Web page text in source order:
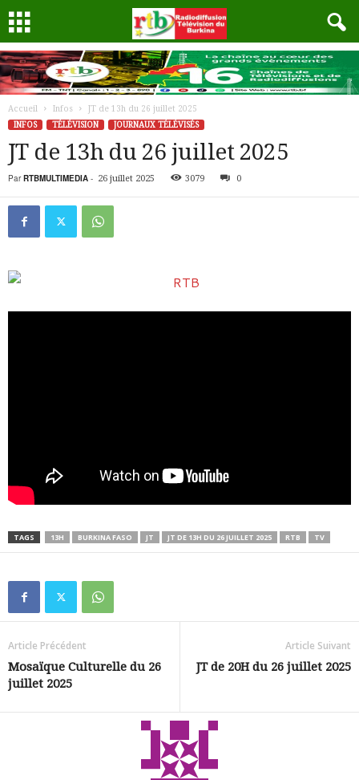
Accueil Infos
JT de 13h du 26 juillet 2025
INFOS
TÉLÉVISION JOURNAUX TÉLÉVISÉS
JT de 13h du 26 juillet 2025
Par RTBMULTIMEDIA - 26 juillet 2025 3079 0
TAGS 13H BURKINA FASO JT JT DE 13H DU 26 JUILLET 2025 RTB TV
Article Précédent
Mosaïque Culturelle du 26
juillet 2025
Article Suivant
JT de 20H du 26 juillet 2025